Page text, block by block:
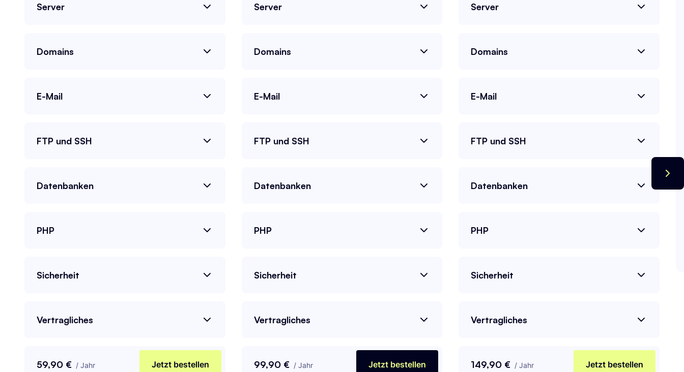
Server
Domains
E-Mail
FTP und SSH
Datenbanken
PHP
Sicherheit
Vertragliches
59,90 € / Jahr Jetzt bestellen
Server
Domains
E-Mail
FTP und SSH
Datenbanken
PHP
Sicherheit
Vertragliches
99,90 € / Jahr Jetzt bestellen
Server
Domains
E-Mail
FTP und SSH
Datenbanken
PHP
Sicherheit
Vertragliches
149,90 € /Jahr Jetzt bestellen